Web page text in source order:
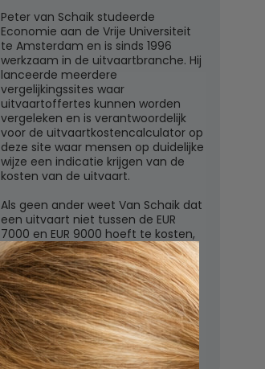
Peter van Schaik studeerde
Economie aan de Vrije Universiteit
te Amsterdam en is sinds 1996
werkzaam in de uitvaartbranche. Hij
lanceerde meerdere
vergelijkingssites waar
uitvaartoffertes kunnen worden
vergeleken en is verantwoordelijk
voor de uitvaartkostencalculator op
deze site waar mensen op duidelijke
wijze een indicatie krijgen van de
kosten van de uitvaart.
Als geen ander weet Van Schaik dat
een uitvaart niet tussen de EUR
7000 en EUR 9000 hoeft te kosten,
zoals de grote uitvaartverzekeraars
vaak beweren. In deze rubriek
beantwoordt Van Schaik vragen
over uitvaartkosten en financiele
dekking.